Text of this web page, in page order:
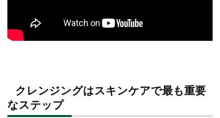
クレンジングはスキンケアで最も重要
なステップ